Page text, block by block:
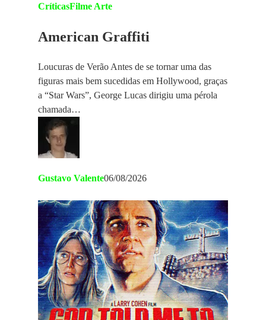
CríticasFilme Arte
American Graffiti
Loucuras de Verão Antes de se tornar uma das
figuras mais bem sucedidas em Hollywood, graças
a “Star Wars”, George Lucas dirigiu uma pérola
chamada…
Gustavo Valente06/08/2026